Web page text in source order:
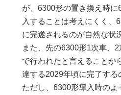
が、6300形の置き換え時
入することは考えにくく、
に完遂されるのが自然な状
また、先の6300形1次車、
で行われたと言えることか
達する2029年頃に完了する
ただし、6300形導入時のよ